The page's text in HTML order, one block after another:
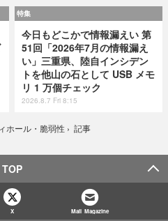
特集
今日もどこかで情報漏えい 第
51回「2026年7月の情報漏え
い」三重県、陸自インシデン
トを他山の石として USB メモ
リ 1 万個チェック
2026.8.7 Fri 8:15
ホール・脆弱性 › 記事
TOP
X Mail Magazine